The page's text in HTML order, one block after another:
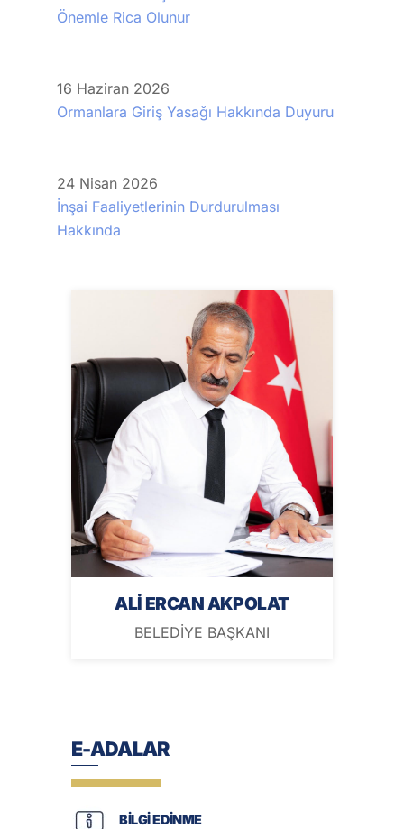
Önemle Rica Olunur
16 Haziran 2026
Ormanlara Giriş Yasağı Hakkında Duyuru
24 Nisan 2026
İnşai Faaliyetlerinin Durdurulması
Hakkında
ALİ ERCAN AKPOLAT
BELEDİYE BAŞKANI
E-ADALAR
BİLGİ EDİNME